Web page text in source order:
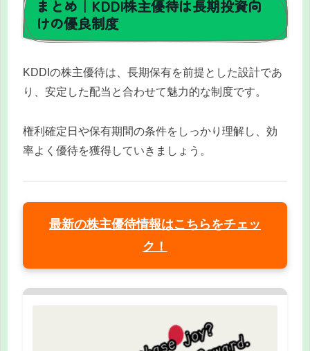
まとめ｜KDDI株主優待は長期投資向
けの優良制度
KDDIの株主優待は、長期保有を前提とした設計であ
り、安定した配当と合わせて魅力的な制度です。
権利確定日や保有期間の条件をしっかり理解し、効
率よく優待を獲得していきましょう。
最新の株主優待情報はこちらをチェッ
ク！